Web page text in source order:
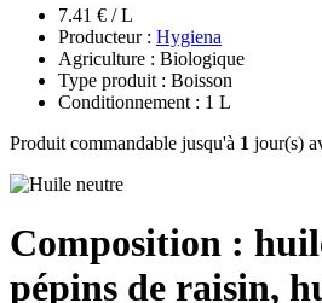
7.41 € / L
Producteur : Hygiena
Agriculture : Biologique
Type produit : Boisson
Conditionnement : 1 L
Produit commandable jusqu'à 1 jour(s)
Composition :
pépins de raisin,